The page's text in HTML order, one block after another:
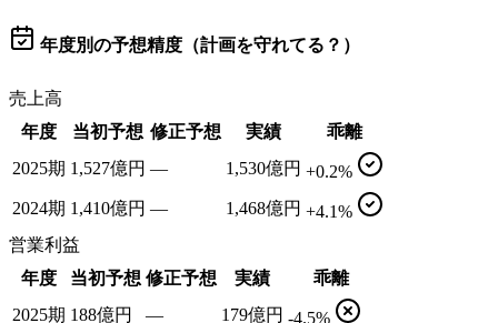
年度別の予想精度（計画を守れてる？）
売上高
年度
当初予想 修正予想 実績
乖離
2025期 1,527億円 — 1,530億円 +0.2%
2024期 1,410億円 — 1,468億円 +4.1%
営業利益
年度
当初予想 修正予想 実績
乖離
2025期 188億円 — 179億円 -4.5%